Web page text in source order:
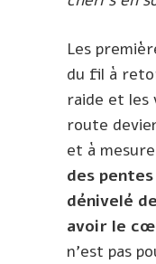
Les
du fil à
raide et les
route
et à
des pentes
dénivelé
avoir le
n’est pas